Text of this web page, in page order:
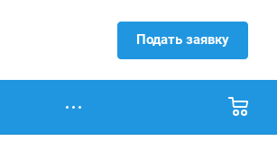
Подать заявку